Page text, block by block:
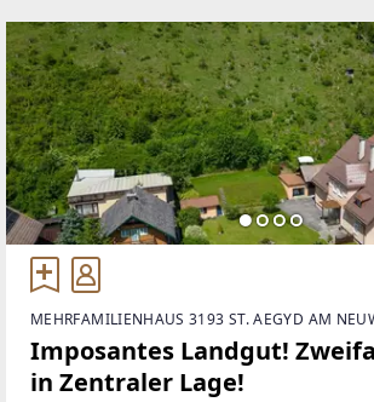
MEHRFAMILIENHAUS 3193 ST. AEGYD AM
Imposantes Landgut!
in Zentraler Lage!